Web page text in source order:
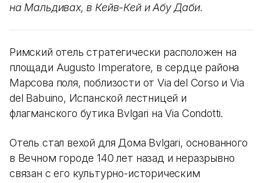
на Мальдивах, в Кейв-Кей и Абу Даби.
Римский отель стратегически расположен на
площади Augusto Imperatore, в сердце района
Марсова поля, поблизости от Via del Corso и Via
del Babuino, Испанской лестницей и
флагманского бутика Bvlgari на Via Condotti.
Отель стал вехой для Дома Bvlgari, основанного
в Вечном городе 140 лет назад и неразрывно
связан с его культурно-историческим